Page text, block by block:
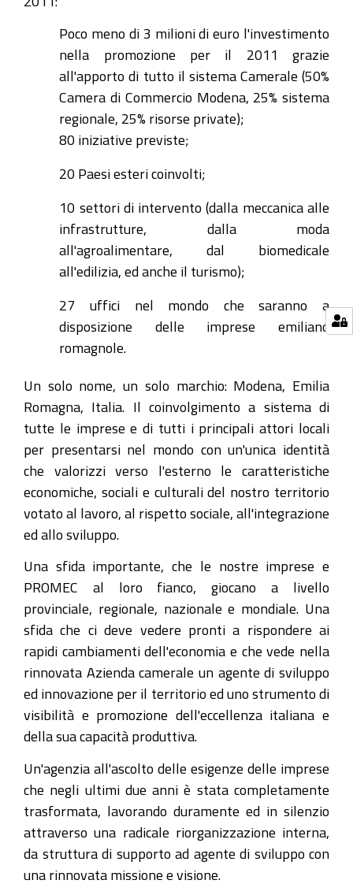
Poco meno di 3 milioni di euro l'investimento
nella promozione per il 2011 grazie
all'apporto di tutto il sistema Camerale (50%
Camera di Commercio Modena, 25% sistema
regionale, 25% risorse private);
80 iniziative previste;
20 Paesi esteri coinvolti;
10 settori di intervento (dalla meccanica alle
infrastrutture, dalla moda
all'agroalimentare, dal biomedicale
all'edilizia, ed anche il turismo);
27 uffici nel mondo che saranno a
disposizione delle imprese emiliano
romagnole.
Un solo nome, un solo marchio: Modena, Emilia
Romagna, Italia. Il coinvolgimento a sistema di
tutte le imprese e di tutti i principali attori locali
per presentarsi nel mondo con un'unica identità
che valorizzi verso l'esterno le caratteristiche
economiche, sociali e culturali del nostro territorio
votato al lavoro, al rispetto sociale, all'integrazione
ed allo sviluppo.
Una sfida importante, che le nostre imprese e
PROMEC al loro fianco, giocano a livello
provinciale, regionale, nazionale e mondiale. Una
sfida che ci deve vedere pronti a rispondere ai
rapidi cambiamenti dell'economia e che vede nella
rinnovata Azienda camerale un agente di sviluppo
ed innovazione per il territorio ed uno strumento di
visibilità e promozione dell'eccellenza italiana e
della sua capacità produttiva.
Un'agenzia all'ascolto delle esigenze delle imprese
che negli ultimi due anni è stata completamente
trasformata, lavorando duramente ed in silenzio
attraverso una radicale riorganizzazione interna,
da struttura di supporto ad agente di sviluppo con
una rinnovata missione e visione.